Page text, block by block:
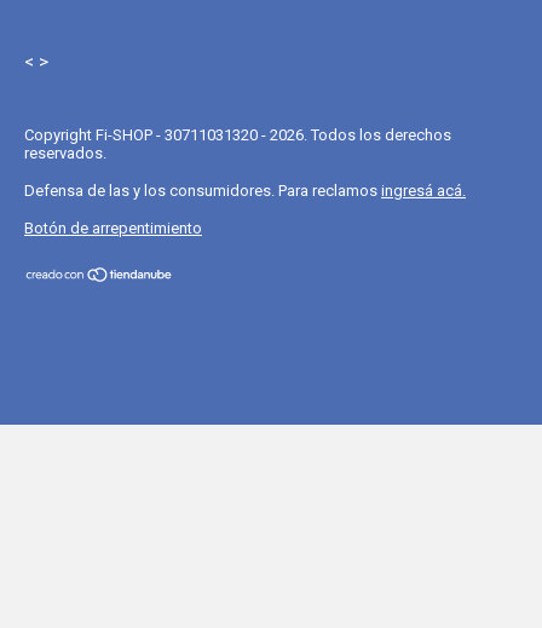
< >
Copyright Fi-SHOP - 30711031320 - 2026. Todos los derechos
reservados.
Defensa de las y los consumidores. Para reclamos ingresá acá.
Botón de arrepentimiento